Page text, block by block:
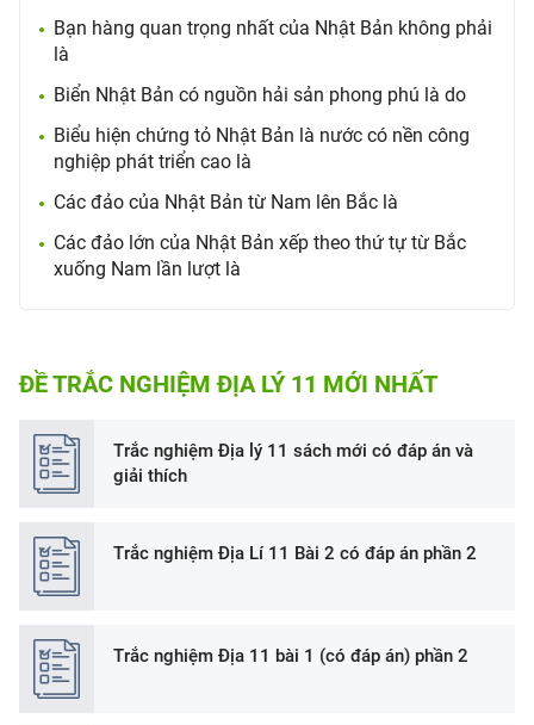
Bạn hàng quan trọng nhất của Nhật Bản không phải
là
Biển Nhật Bản có nguồn hải sản phong phú là do
Biểu hiện chứng tỏ Nhật Bản là nước có nền công
nghiệp phát triển cao là
Các đảo của Nhật Bản từ Nam lên Bắc là
Các đảo lớn của Nhật Bản xếp theo thứ tự từ Bắc
xuống Nam lần lượt là
ĐỀ TRẮC NGHIỆM ĐỊA LÝ 11 MỚI NHẤT
Trắc nghiệm Địa lý 11 sách mới có đáp án và
giải thích
Trắc nghiệm Địa Lí 11 Bài 2 có đáp án phần 2
Trắc nghiệm Địa 11 bài 1 (có đáp án) phần 2